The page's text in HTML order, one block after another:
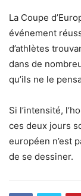
La Coupe
événement
d’athlètes
dans de
qu’ils ne le
Si l’intensité,
ces deux jours
européen n’est
de se dessiner.